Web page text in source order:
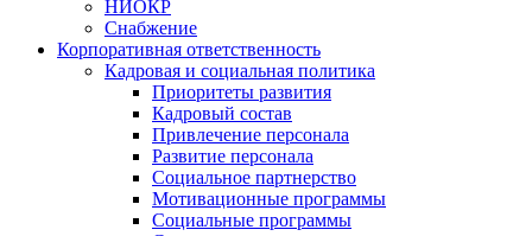
НИОКР
Снабжение
Корпоративная ответственность
Кадровая и социальная политика
Приоритеты развития
Кадровый состав
Привлечение персонала
Развитие персонала
Социальное партнерство
Мотивационные программы
Социальные программы